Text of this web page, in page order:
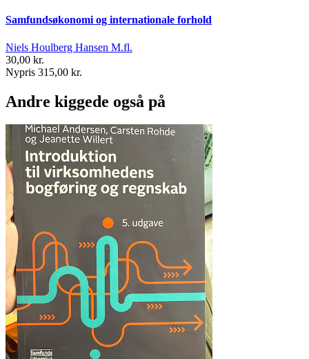
Samfundsøkonomi og internationale forhold
Niels Houlberg Hansen M.fl.
30,00 kr.
Nypris 315,00 kr.
Andre kiggede også på